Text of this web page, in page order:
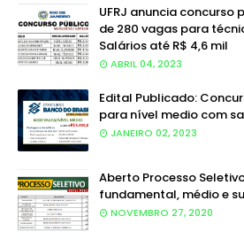
UFRJ anuncia concurso
de 280 vagas para
Salários até R$ 4,6 mil
ABRIL 04, 2023
Edital Publicado:
para nível medio com
JANEIRO 02, 2023
Aberto Processo
fundamental, médio e
NOVEMBRO 27, 2020